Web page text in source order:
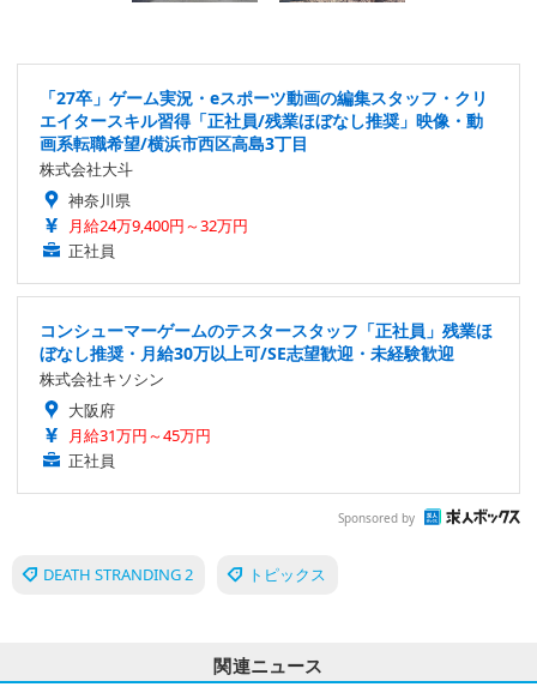
「27卒」ゲーム実況・eスポーツ動画の編集スタッフ・クリ
エイタースキル習得「正社員/残業ほぼなし推奨」映像・動
画系転職希望/横浜市西区高島3丁目
株式会社大斗
神奈川県
月給24万9,400円～32万円
正社員
コンシューマーゲームのテスタースタッフ「正社員」残業ほ
ぼなし推奨・月給30万以上可/SE志望歓迎・未経験歓迎
株式会社キソシン
大阪府
月給31万円～45万円
正社員
Sponsored by
DEATH STRANDING 2 トピックス
関連ニュース